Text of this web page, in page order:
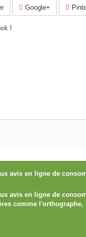
Google+
!
avis en ligne de
avis en ligne de
comme